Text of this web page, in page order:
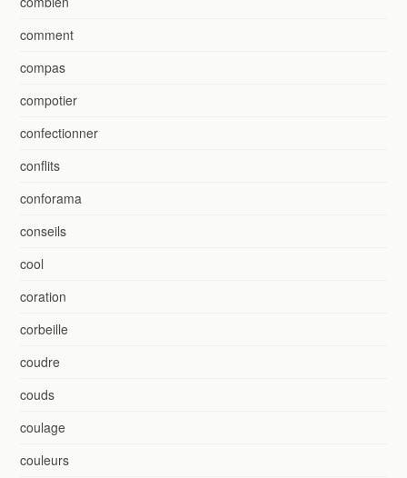
comment
compas
compotier
confectionner
conflits
conforama
conseils
cool
coration
corbeille
coudre
couds
coulage
couleurs